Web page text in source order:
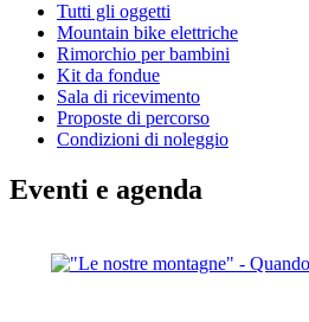
Tutti gli oggetti
Mountain bike elettriche
Rimorchio per bambini
Kit da fondue
Sala di ricevimento
Proposte di percorso
Condizioni di noleggio
Eventi e agenda